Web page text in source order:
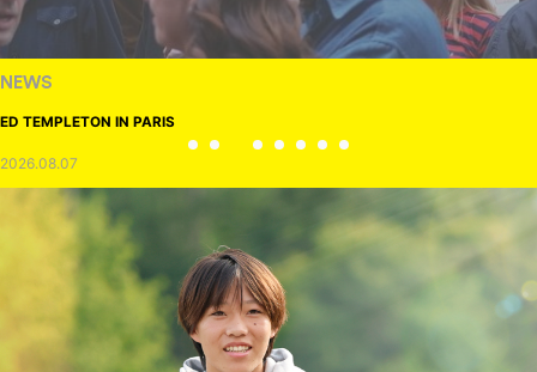
NEWS
ED TEMPLETON IN PARIS
2026.08.07